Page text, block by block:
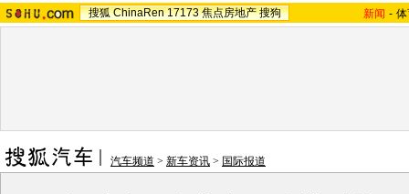
搜狐 ChinaRen 17173 焦点房地产 搜狗 新闻 -
汽车频道 > 新车资讯 > 国际报道